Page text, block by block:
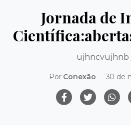
Jornada de
ujhncvujhnb
Por Conexão 30 de